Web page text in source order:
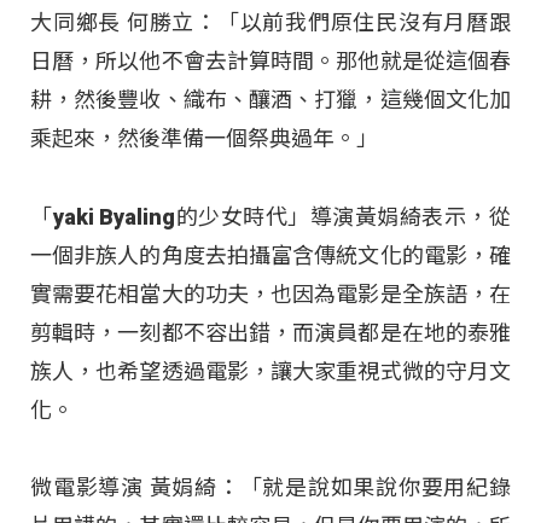
大同鄉長 何勝立：「以前我們原住民沒有月曆跟
日曆，所以他不會去計算時間。那他就是從這個春
耕，然後豐收、織布、釀酒、打獵，這幾個文化加
乘起來，然後準備一個祭典過年。」
「yaki Byaling的少女時代」導演黃娟綺表示，從
一個非族人的角度去拍攝富含傳統文化的電影，確
實需要花相當大的功夫，也因為電影是全族語，在
剪輯時，一刻都不容出錯，而演員都是在地的泰雅
族人，也希望透過電影，讓大家重視式微的守月文
化。
微電影導演 黃娟綺：「就是說如果說你要用紀錄